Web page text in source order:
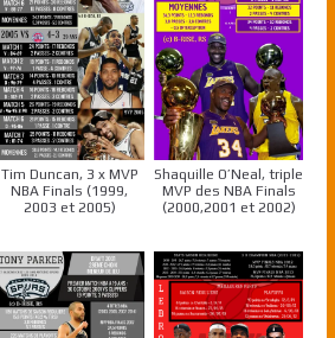
Tim Duncan, 3 x MVP
NBA Finals (1999,
2003 et 2005)
Shaquille O’Neal, triple
MVP des NBA Finals
(2000,2001 et 2002)